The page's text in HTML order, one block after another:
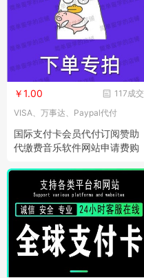
117成交
￥1.00
VISA、万事达、Paypal代付
国际支付卡会员代付订阅赞助
代缴费音乐软件网站申请费购